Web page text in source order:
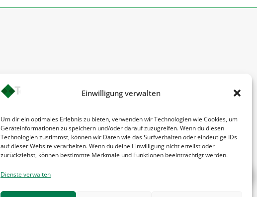
Einwilligung verwalten
Um dir ein optimales Erlebnis zu bieten, verwenden wir Technologien wie Cookies, um
Geräteinformationen zu speichern und/oder darauf zuzugreifen. Wenn du diesen
Technologien zustimmst, können wir Daten wie das Surfverhalten oder eindeutige IDs
auf dieser Website verarbeiten. Wenn du deine Einwilligung nicht erteilst oder
zurückziehst, können bestimmte Merkmale und Funktionen beeinträchtigt werden.
Dienste verwalten
Impressum
AGB